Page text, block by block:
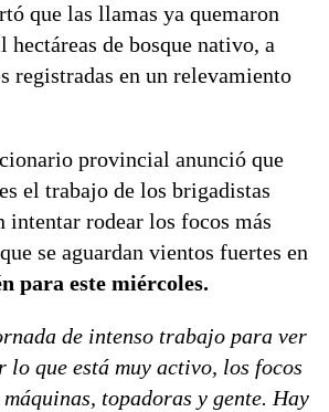
que las llamas ya quemaron
de bosque nativo, a
registradas en un relevamiento
provincial anunció que
el trabajo de los brigadistas
intentar rodear los focos más
se aguardan vientos fuertes en
para este miércoles.
de intenso trabajo para ver
lo que está muy activo, los focos
topadoras y gente. Hay